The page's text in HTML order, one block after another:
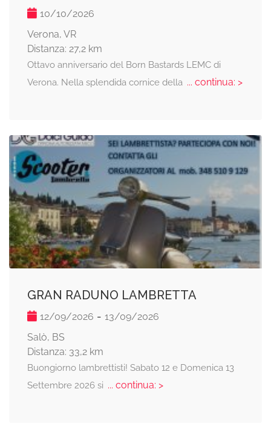
10/10/2026
Verona, VR
Distanza: 27,2 km
Ottavo anniversario del Born Bastards LEMC di
Verona. Nella splendida cornice della ... continua: >
GRAN RADUNO LAMBRETTA
12/09/2026 - 13/09/2026
Salò, BS
Distanza: 33,2 km
Buongiorno lambrettisti! Sabato 12 e Domenica 13
Settembre 2026 si ... continua: >